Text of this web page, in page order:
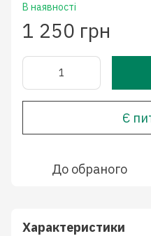
В наявності
1 250 грн
Є
До обраного
Характеристики